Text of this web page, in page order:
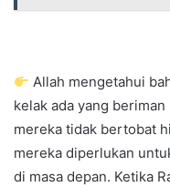
Allah mengetahui
kelak ada yang
mereka tidak bertobat
mereka diperlukan
di masa depan. Ketika